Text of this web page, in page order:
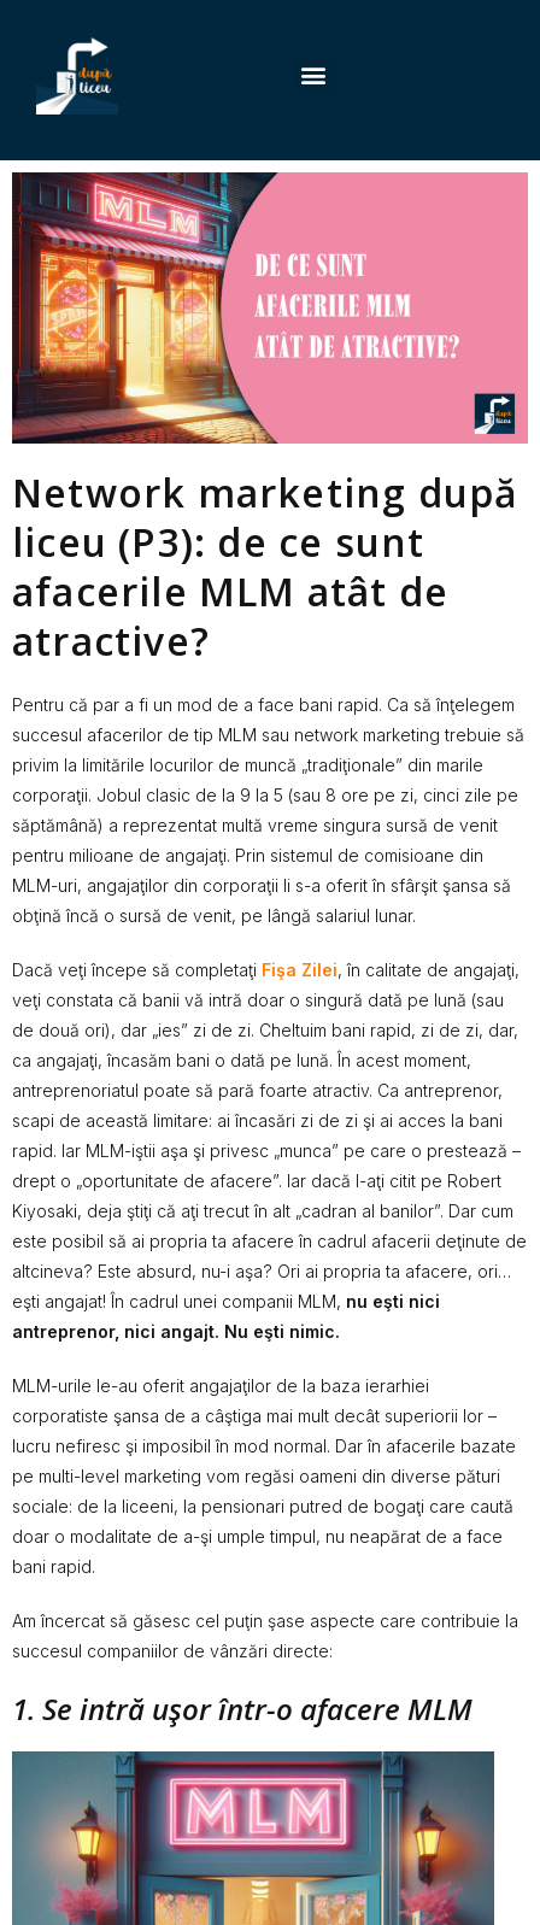
Network marketing după
liceu (P3): de ce sunt
afacerile MLM atât de
atractive?
Pentru că par a fi un mod de a face bani rapid. Ca să înţelegem
succesul afacerilor de tip MLM sau network marketing trebuie să
privim la limitările locurilor de muncă „tradiţionale” din marile
corporaţii. Jobul clasic de la 9 la 5 (sau 8 ore pe zi, cinci zile pe
săptămână) a reprezentat multă vreme singura sursă de venit
pentru milioane de angajaţi. Prin sistemul de comisioane din
MLM-uri, angajaţilor din corporaţii li s-a oferit în sfârşit şansa să
obţină încă o sursă de venit, pe lângă salariul lunar.
Dacă veţi începe să completaţi Fişa Zilei, în calitate de angajaţi,
veţi constata că banii vă intră doar o singură dată pe lună (sau
de două ori), dar „ies” zi de zi. Cheltuim bani rapid, zi de zi, dar,
ca angajaţi, încasăm bani o dată pe lună. În acest moment,
antreprenoriatul poate să pară foarte atractiv. Ca antreprenor,
scapi de această limitare: ai încasări zi de zi şi ai acces la bani
rapid. Iar MLM-iştii aşa şi privesc „munca” pe care o prestează –
drept o „oportunitate de afacere”. Iar dacă l-aţi citit pe Robert
Kiyosaki, deja ştiţi că aţi trecut în alt „cadran al banilor”. Dar cum
este posibil să ai propria ta afacere în cadrul afacerii deţinute de
altcineva? Este absurd, nu-i aşa? Ori ai propria ta afacere, ori…
eşti angajat! În cadrul unei companii MLM, nu eşti nici
antreprenor, nici angajt. Nu eşti nimic.
MLM-urile le-au oferit angajaţilor de la baza ierarhiei
corporatiste şansa de a câştiga mai mult decât superiorii lor –
lucru nefiresc şi imposibil în mod normal. Dar în afacerile bazate
pe multi-level marketing vom regăsi oameni din diverse pături
sociale: de la liceeni, la pensionari putred de bogaţi care caută
doar o modalitate de a-şi umple timpul, nu neapărat de a face
bani rapid.
Am încercat să găsesc cel puţin şase aspecte care contribuie la
succesul companiilor de vânzări directe:
1. Se intră uşor într-o afacere MLM